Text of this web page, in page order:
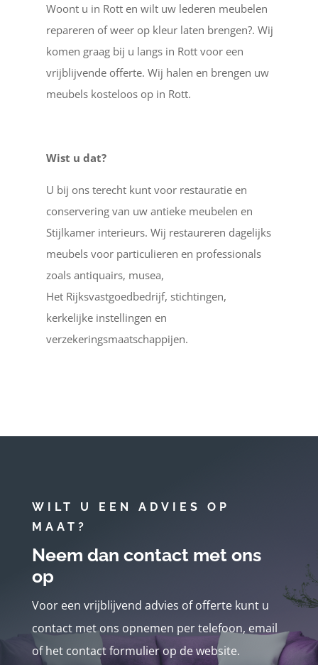
Woont u in Rott en wilt uw lederen meubelen
repareren of weer op kleur laten brengen?. Wij
komen graag bij u langs in Rott voor een
vrijblijvende offerte. Wij halen en brengen uw
meubels kosteloos op in Rott.
Wist u dat?
U bij ons terecht kunt voor restauratie en
conservering van uw antieke meubelen en
Stijlkamer interieurs. Wij restaureren dagelijks
meubels voor particulieren en professionals
zoals antiquairs, musea,
Het Rijksvastgoedbedrijf, stichtingen,
kerkelijke instellingen en
verzekeringsmaatschappijen.
WILT U EEN ADVIES OP
MAAT?
Neem dan contact met ons
op
Voor een vrijblijvend advies of offerte kunt u
contact met ons opnemen per telefoon, email
of het contact formulier op de website.